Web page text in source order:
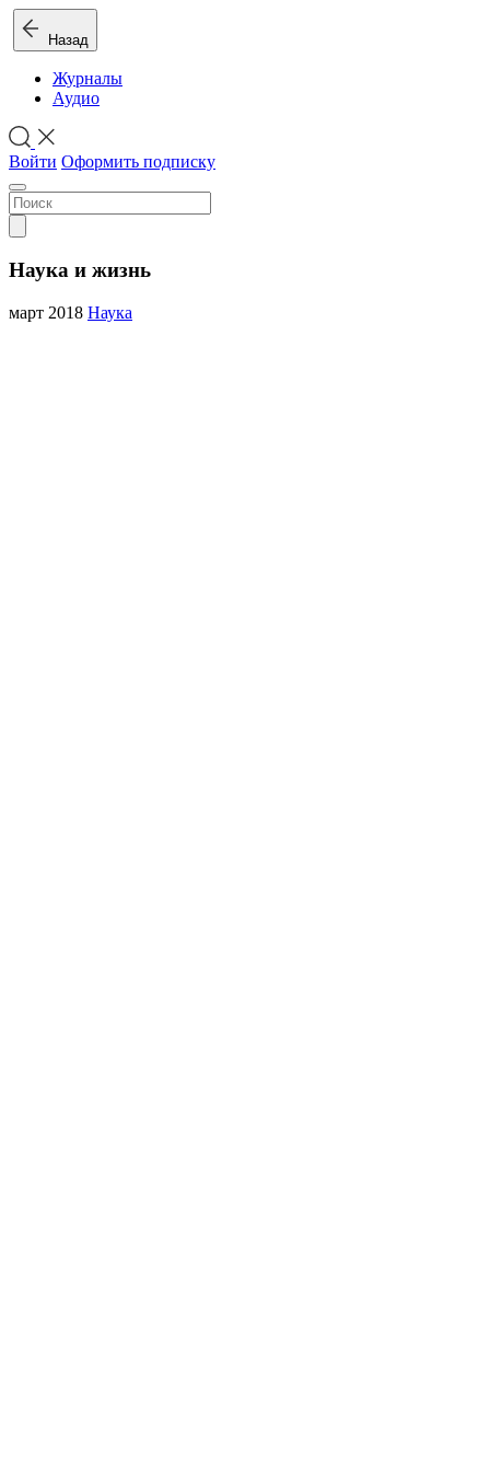
Назад
Журналы
Аудио
Войти Оформить подписку
Наука и жизнь
март 2018 Наука